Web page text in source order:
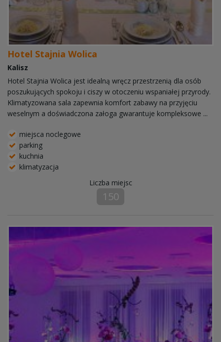
Hotel Stajnia Wolica
Kalisz
Hotel Stajnia Wolica jest idealną wręcz przestrzenią dla osób
poszukujących spokoju i ciszy w otoczeniu wspaniałej przyrody.
Klimatyzowana sala zapewnia komfort zabawy na przyjęciu
weselnym a doświadczona załoga gwarantuje kompleksowe ...
miejsca noclegowe
parking
kuchnia
klimatyzacja
Liczba miejsc
150